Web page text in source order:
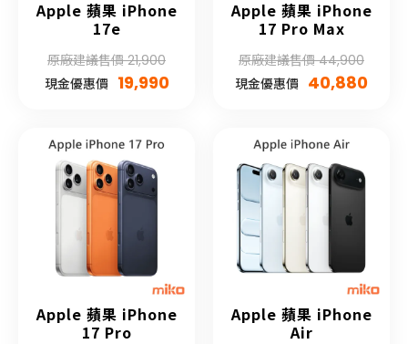
Apple 蘋果 iPhone
17e
原廠建議售價 21,900
現金優惠價 19,990
Apple 蘋果 iPhone
17 Pro Max
原廠建議售價 44,900
現金優惠價 40,880
Apple 蘋果 iPhone
17 Pro
Apple 蘋果 iPhone
Air